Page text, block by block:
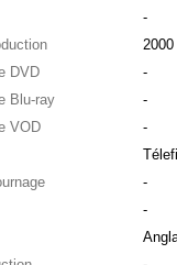
-
2000
DVD
-
Blu-ray
-
VOD
-
-
-